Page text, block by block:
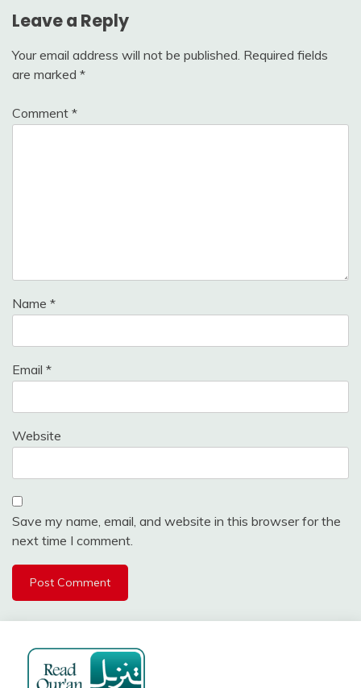
Leave a Reply
Your email address will not be published. Required fields
are marked *
Comment *
Name *
Email *
Website
Save my name, email, and website in this browser for the
next time I comment.